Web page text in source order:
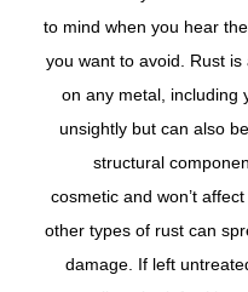
to mind when you hear
you want to avoid. Rust
on any metal, including
unsightly but can also
structural
cosmetic and won’t
other types of rust can
damage. If left